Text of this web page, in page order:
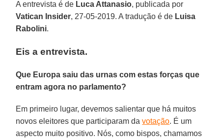
A entrevista é de Luca Attanasio, publicada por
Vatican Insider, 27-05-2019. A tradução é de Luisa
Rabolini.
Eis a entrevista.
Que Europa saiu das urnas com estas forças que
entram agora no parlamento?
Em primeiro lugar, devemos salientar que há muitos
novos eleitores que participaram davotação. É um
aspecto muito positivo. Nós, como bispos, chamamos